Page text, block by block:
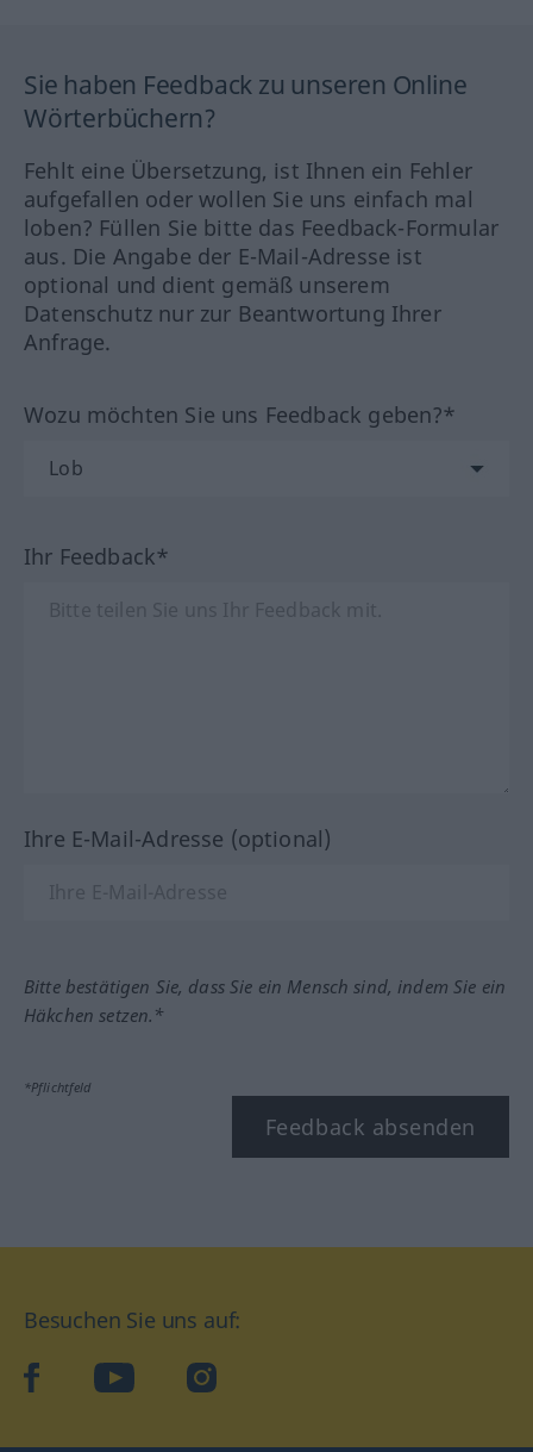
Sie haben Feedback zu unseren Online
Wörterbüchern?
Fehlt eine Übersetzung, ist Ihnen ein Fehler
aufgefallen oder wollen Sie uns einfach mal
loben? Füllen Sie bitte das Feedback-Formular
aus. Die Angabe der E-Mail-Adresse ist
optional und dient gemäß unserem
Datenschutz nur zur Beantwortung Ihrer
Anfrage.
Wozu möchten Sie uns Feedback geben?*
Ihr Feedback*
Ihre E-Mail-Adresse (optional)
Bitte bestätigen Sie, dass Sie ein Mensch sind, indem Sie ein
Häkchen setzen.*
*Pflichtfeld
Feedback absenden
Besuchen Sie uns auf:
facebookYouTube Instagram